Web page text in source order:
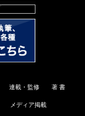
連載・監修 著 書
メディア掲載